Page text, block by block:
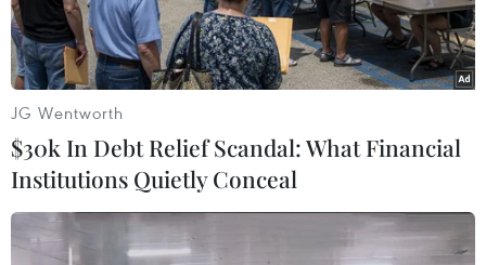
JG Wentworth
$30k In Debt Relief Scandal: What Financial
Institutions Quietly Conceal